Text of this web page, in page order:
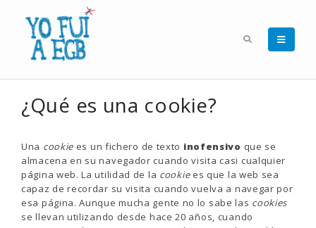
¿Qué es una cookie?
Una cookie es un fichero de texto inofensivo que se
almacena en su navegador cuando visita casi cualquier
página web. La utilidad de la cookiees que la web sea
capaz de recordar su visita cuando vuelva a navegar por
esa página. Aunque mucha gente no lo sabe las cookies
se llevan utilizando desde hace 20 años, cuando